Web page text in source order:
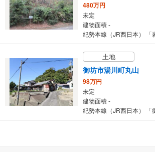
480万円
未定
建物面積 -
紀勢本線（JR西日本） 「
土地
御坊市湯川町丸山
98万円
未定
建物面積 -
紀勢本線（JR西日本） 「